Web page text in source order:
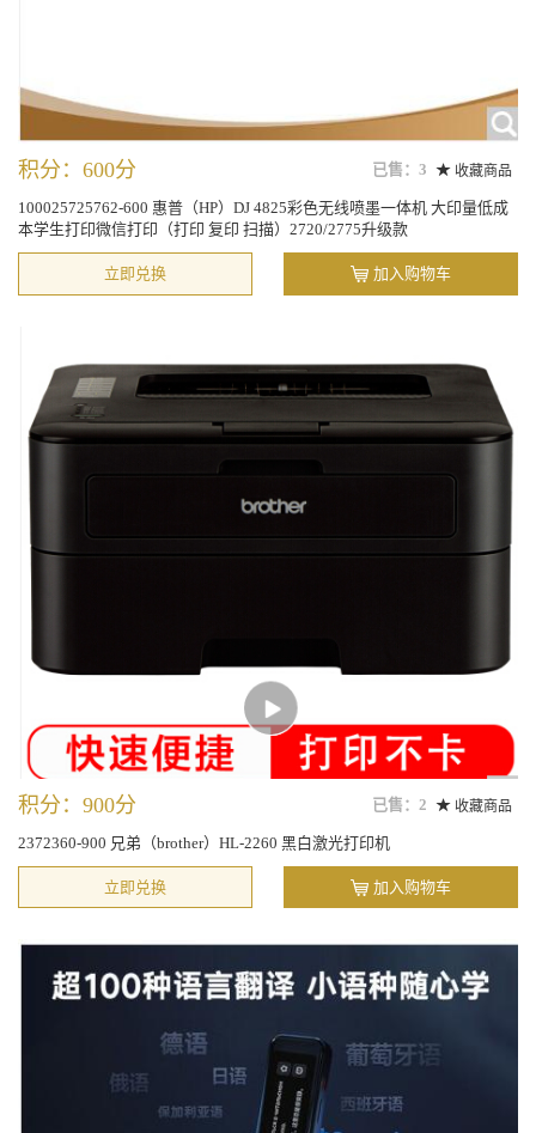
已售：3 收藏商品
积分：600分
100025725762-600 惠普（HP）DJ 4825彩色无线喷墨一体机 大印量低成
本学生打印微信打印（打印 复印 扫描）2720/2775升级款
立即兑换 加入购物车
已售：2 收藏商品
积分：900分
2372360-900 兄弟（brother）HL-2260 黑白激光打印机
立即兑换 加入购物车